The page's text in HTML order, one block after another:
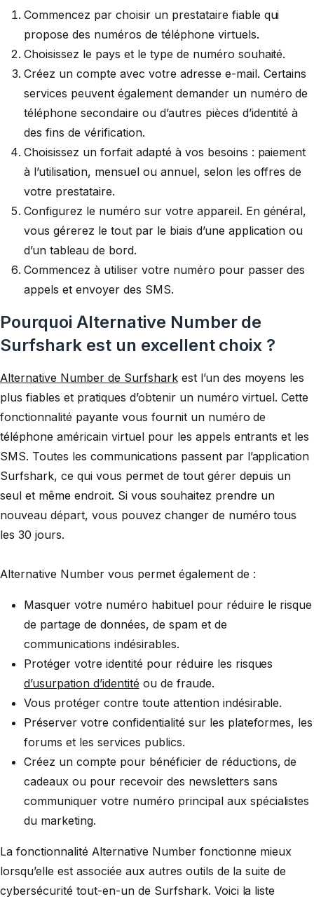
Commencez par choisir un prestataire fiable qui
propose des numéros de téléphone virtuels.
Choisissez le pays et le type de numéro souhaité.
Créez un compte avec votre adresse e-mail. Certains
services peuvent également demander un numéro de
téléphone secondaire ou d’autres pièces d’identité à
des fins de vérification.
Choisissez un forfait adapté à vos besoins : paiement
à l’utilisation, mensuel ou annuel, selon les offres de
votre prestataire.
Configurez le numéro sur votre appareil. En général,
vous gérerez le tout par le biais d’une application ou
d’un tableau de bord.
Commencez à utiliser votre numéro pour passer des
appels et envoyer des SMS.
Pourquoi Alternative Number de
Surfshark est un excellent choix ?
Alternative Number de Surfsharkest l’un des moyens les
plus fiables et pratiques d’obtenir un numéro virtuel. Cette
fonctionnalité payante vous fournit un numéro de
téléphone américain virtuel pour les appels entrants et les
SMS. Toutes les communications passent par l’application
Surfshark, ce qui vous permet de tout gérer depuis un
seul et même endroit. Si vous souhaitez prendre un
nouveau départ, vous pouvez changer de numéro tous
les 30 jours.
Alternative Number vous permet également de :
Masquer votre numéro habituel pour réduire le risque
de partage de données, de spam et de
communications indésirables.
Protéger votre identité pour réduire les risques
d’usurpation d’identité ou de fraude.
Vous protéger contre toute attention indésirable.
Préserver votre confidentialité sur les plateformes, les
forums et les services publics.
Créez un compte pour bénéficier de réductions, de
cadeaux ou pour recevoir des newsletters sans
communiquer votre numéro principal aux spécialistes
du marketing.
La fonctionnalité Alternative Number fonctionne mieux
lorsqu’elle est associée aux autres outils de la suite de
cybersécurité tout-en-un de Surfshark. Voici la liste